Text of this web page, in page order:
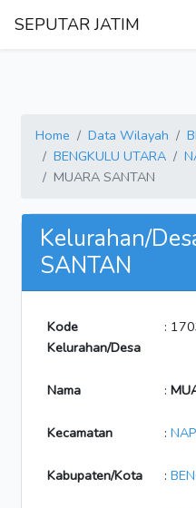
SEPUTAR JATIM
Home Data Wilayah
BENGKULU UTARA
MUARA SANTAN
Kelurahan/
SANTAN
Kode
Kelurahan/Desa
:
Nama :
Kecamatan :
Kabupaten/Kota :